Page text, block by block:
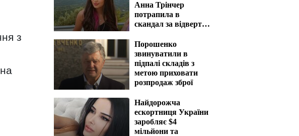
з
Анна Трінчер
потрапила в
скандал за відверті
Порошенко
звинуватили в
підпалі складів з
метою приховати
розпродаж зброї
Найдорожча
ескортниця України
заробляє $4
мільйони та